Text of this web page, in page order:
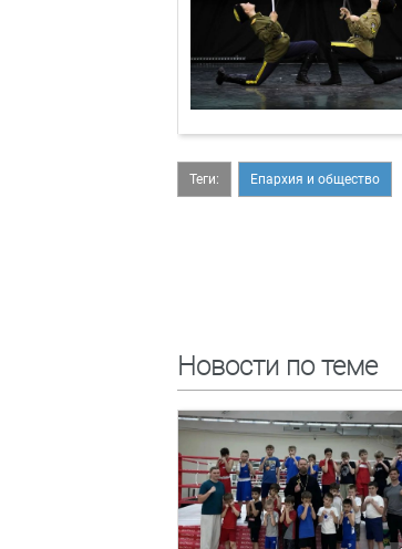
Теги: Епархия и общество
Новости по теме